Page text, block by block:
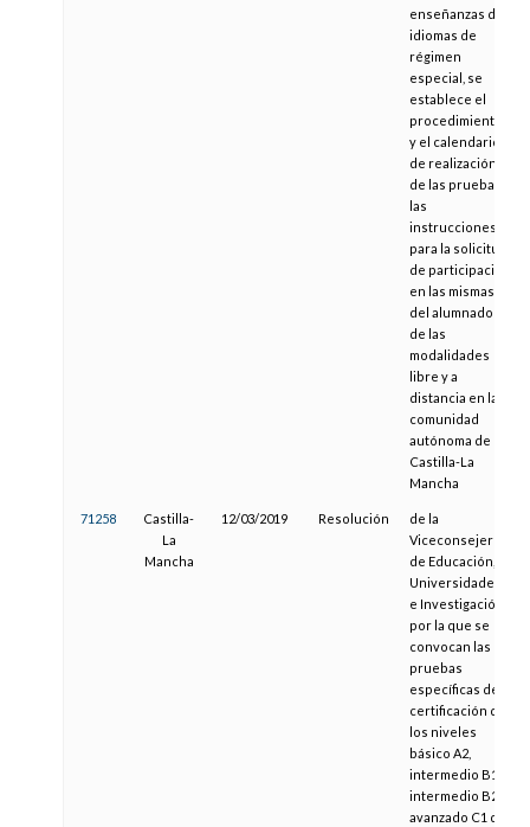
enseñanzas de
idiomas de
régimen
especial, se
establece el
procedimiento
y el calendario
de realización
de las pruebas y
las
instrucciones
para la solicitud
de participación
en las mismas
del alumnado
de las
modalidades
libre y a
distancia en la
comunidad
autónoma de
Castilla-La
Mancha
71258
Castilla-
La
Mancha
12/03/2019 Resolución
de la
Viceconsejería
de Educación,
Universidades
e Investigación,
por la que se
convocan las
pruebas
específicas de
certificación de
los niveles
básico A2,
intermedio B1,
intermedio B2 y
avanzado C1 de